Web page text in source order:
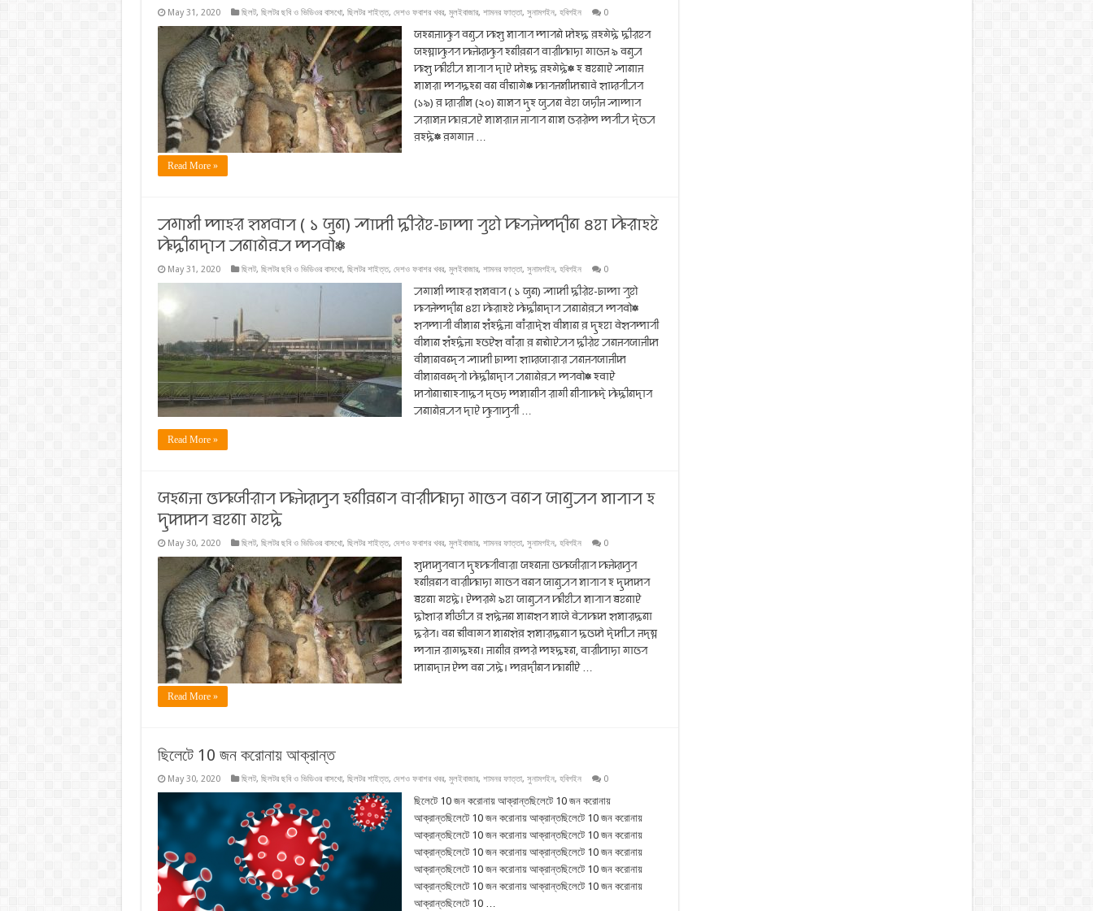
May 31, 2020 ছিলট, ছিলটর ছবি ও ভিডিওর বাসখো, ছিলটর শাইত্ত, দেশও ফবাশর খবর, মুলইবাজার, শামনর ফাত্তা, সুনামগইন, হবিগইন 0
ꠎꠁꠘꠔꠣꠚꠥꠞ ꠛꠘꠥꠀ ꠚꠡꠥ ꠝꠣꠞꠣꠞ ꠈꠣꠞꠘꠦ ꠇꠦꠁꠍ ꠅꠁꠉꠦꠍꠦ ꠍꠤꠟꠐꠞ
ꠎꠁꠘ꠆ꠔꠣꠚꠥꠞꠞ ꠚꠔꠦꠢꠚꠥꠞ ꠁꠘꠤꠅꠘꠞ ꠛꠣꠟꠤꠚꠣꠠꠣ ꠉꠣꠃꠔ ৯ ꠛꠘꠥꠀ
ꠚꠡꠥ ꠚꠤꠐꠤꠀ ꠝꠣꠞꠣꠞ ꠖꠣꠄ ꠇꠦꠁꠍ ꠅꠁꠉꠦꠍꠦ⁕ ꠁ ꠊꠐꠘꠣꠄ ꠕꠣꠘꠣꠔ
ꠝꠣꠝꠟꠣ ꠈꠞꠍꠁꠘ ꠛꠘ ꠛꠤꠜꠣꠉꠦ⁕ ꠚꠣꠞꠔꠝꠤꠇꠜꠣꠛꠦ ꠡꠣꠢꠞꠤꠀꠞ
(১৯) ꠅ ꠢꠣꠟꠤꠝ (২০) ꠘꠣꠝꠞ ꠖꠥꠁ ꠎꠥꠀꠘ ꠛꠦꠐꠣ ꠎꠠꠤꠔ ꠕꠣꠈꠣꠞ
ꠀꠟꠣꠝꠔ ꠚꠣꠅꠀꠄ ꠝꠣꠝꠟꠣꠔ ꠔꠣꠞꠣꠞ ꠘꠣꠝ ꠃꠟꠟꠦꠈ ꠈꠞꠤꠀ ꠖꠦꠃꠀ
ꠅꠁꠍꠦ⁕ ꠅꠉꠉꠣꠔ …
Read More »
ꠀꠉꠣꠝꠤ ꠈꠣꠁꠟ ꠡꠝꠛꠣꠞ ( ১ ꠎꠥꠘ) ꠕꠣꠇꠤ ꠍꠤꠟꠦꠐ-ꠓꠣꠈꠣ ꠞꠥꠐꠧ ꠚꠞꠔꠦꠈꠖꠤꠘ ৪ꠐꠣ ꠚꠦꠟꠣꠁꠐꠦ
ꠚꠦꠍꠤꠘꠖꠣꠞ ꠀꠘꠣꠘꠦꠅꠀ ꠈꠞꠛꠧ⁕
May 31, 2020 ছিলট, ছিলটর ছবি ও ভিডিওর বাসখো, ছিলটর শাইত্ত, দেশও ফবাশর খবর, মুলইবাজার, শামনর ফাত্তা, সুনামগইন, হবিগইন 0
ꠀꠉꠣꠝꠤ ꠈꠣꠁꠟ ꠡꠝꠛꠣꠞ ( ১ ꠎꠥꠘ) ꠕꠣꠇꠤ ꠍꠤꠟꠦꠐ-ꠓꠣꠈꠣ ꠞꠥꠐꠧ
ꠚꠞꠔꠦꠈꠖꠤꠘ ৪ꠐꠣ ꠚꠦꠟꠣꠁꠐꠦ ꠚꠦꠍꠤꠘꠖꠣꠞ ꠀꠘꠣꠘꠦꠅꠀ ꠈꠞꠛꠧ⁕
ꠡꠞꠈꠣꠞꠤ ꠛꠤꠝꠣꠘ ꠡꠋꠁꠍ꠆ꠔꠣ ꠛꠣꠋꠟꠣꠖꠦꠡ ꠛꠤꠝꠣꠘ ꠅ ꠖꠥꠁꠐꠣ ꠛꠦꠡꠞꠈꠣꠞꠤ
ꠛꠤꠝꠣꠘ ꠡꠋꠁꠍ꠆ꠔꠣ ꠁꠃꠄꠡ ꠛꠣꠋꠟꠣ ꠅ ꠘꠜꠦꠣꠄꠀꠞ ꠍꠤꠟꠦꠐ ꠀꠘꠔꠞꠎꠣꠔꠤꠇ
ꠛꠤꠝꠣꠘꠛꠘ꠆ꠖꠞ ꠕꠣꠇꠤ ꠓꠣꠈꠣ ꠡꠣꠢꠎꠣꠟꠣꠟ ꠀꠘꠔꠞꠎꠣꠔꠤꠇ
ꠛꠤꠝꠣꠘꠛꠘ꠆ꠖꠞꠧ ꠚꠦꠍꠤꠘꠖꠣꠞ ꠀꠘꠣꠘꠦꠅꠀ ꠈꠞꠛꠧ⁕ ꠁꠛꠣꠄ
ꠇꠞꠧꠘꠣꠜꠣꠁꠞꠣꠍꠞ ꠖꠃꠠ ꠈꠝꠣꠘꠤꠞ ꠟꠣꠉꠤ ꠘꠤꠞꠣꠚꠖꠦ ꠚꠦꠍꠤꠘꠖꠣꠞ
ꠀꠘꠣꠘꠦꠅꠀꠞ ꠖꠣꠄ ꠚꠥꠞꠣꠙꠥꠞꠤ …
Read More »
ꠎꠁꠘꠔꠣ ꠃꠚꠎꠤꠟꠣꠞ ꠚꠔꠦꠢꠙꠥꠞ ꠁꠘꠤꠅꠘꠞ ꠛꠣꠟꠤꠚꠣꠠꠣ ꠉꠣꠃꠞ ꠛꠘꠞ ꠎꠣꠘꠥꠀꠞ ꠝꠣꠞꠣꠞ ꠁ
ꠖꠥꠇꠇꠞ ꠊꠐꠘꠣ ꠉꠐꠍꠦ
May 30, 2020 ছিলট, ছিলটর ছবি ও ভিডিওর বাসখো, ছিলটর শাইত্ত, দেশও ফবাশর খবর, মুলইবাজার, শামনর ফাত্তা, সুনামগইন, হবিগইন 0
ꠡꠥꠇꠇꠥꠞꠛꠣꠞ ꠖꠥꠁꠚꠞꠤꠛꠣꠟꠣ ꠎꠁꠘꠔꠣ ꠃꠚꠎꠤꠟꠣꠞ ꠚꠔꠦꠢꠙꠥꠞ
ꠁꠘꠤꠅꠘꠞ ꠛꠣꠟꠤꠚꠣꠠꠣ ꠉꠣꠃꠞ ꠛꠘꠞ ꠎꠣꠘꠥꠀꠞ ꠝꠣꠞꠣꠞ ꠁ ꠖꠥꠇꠇꠞ
ꠊꠐꠘꠣ ꠉꠐꠍꠦ। ꠄꠈꠟꠉꠦ ৯ꠐꠣ ꠎꠣꠘꠥꠀꠞ ꠚꠤꠐꠤꠀ ꠝꠣꠞꠣꠞ ꠊꠐꠘꠣꠄ
ꠍꠧꠡꠣꠟ ꠝꠤꠒꠤꠀ ꠅ ꠡꠍꠦꠔꠘ ꠝꠣꠘꠡꠞ ꠝꠣꠎꠦ ꠛꠦꠀꠚꠇ ꠡꠝꠣꠟꠍꠘꠣ
ꠍꠟꠦꠞ। ꠛꠘ ꠜꠤꠛꠣꠉꠞ ꠝꠣꠘꠡꠦꠅ ꠡꠝꠣꠟꠍꠘꠣꠞ ꠍꠃꠇꠦ ꠖꠦꠇꠤꠀ ꠔꠖꠘ꠆ꠔ
ꠈꠞꠣꠔ ꠟꠣꠉꠍꠁꠘ। ꠔꠣꠘꠤꠅ ꠅꠈꠟꠦ ꠈꠁꠍꠁꠘ, ꠛꠣꠟꠤꠙꠣꠠꠣ ꠉꠣꠃꠞ
ꠇꠣꠘꠖꠣꠔ ꠄꠈ ꠛꠘ ꠀꠍꠦ। ꠈꠅꠖꠤꠘꠞ ꠚꠣꠘꠤꠄ …
Read More »
ছিলেটে 10 জন করোনায় আক্রান্ত
May 30, 2020 ছিলট, ছিলটর ছবি ও ভিডিওর বাসখো, ছিলটর শাইত্ত, দেশও ফবাশর খবর, মুলইবাজার, শামনর ফাত্তা, সুনামগইন, হবিগইন 0
ছিলেটে 10 জন করোনায় আক্রান্তছিলেটে 10 জন করোনায়
আক্রান্তছিলেটে 10 জন করোনায় আক্রান্তছিলেটে 10 জন করোনায়
আক্রান্তছিলেটে 10 জন করোনায় আক্রান্তছিলেটে 10 জন করোনায়
আক্রান্তছিলেটে 10 জন করোনায় আক্রান্তছিলেটে 10 জন করোনায়
আক্রান্তছিলেটে 10 জন করোনায় আক্রান্তছিলেটে 10 জন করোনায়
আক্রান্তছিলেটে 10 জন করোনায় আক্রান্তছিলেটে 10 জন করোনায়
আক্রান্তছিলেটে 10 …